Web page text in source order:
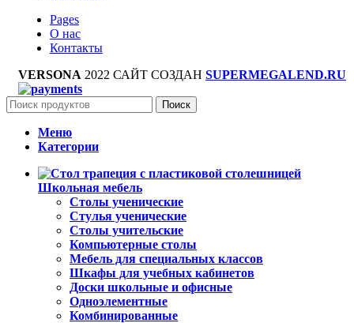
Pages
О нас
Контакты
VERSONA 2022 САЙТ СОЗДАН SUPERMEGALEND.RU
Поиск
Меню
Категории
Школьная мебель
Столы ученические
Стулья ученические
Столы учительские
Компьютерные столы
Мебель для специальных классов
Шкафы для учебных кабинетов
Доски школьные и офисные
Одноэлементные
Комбинированные